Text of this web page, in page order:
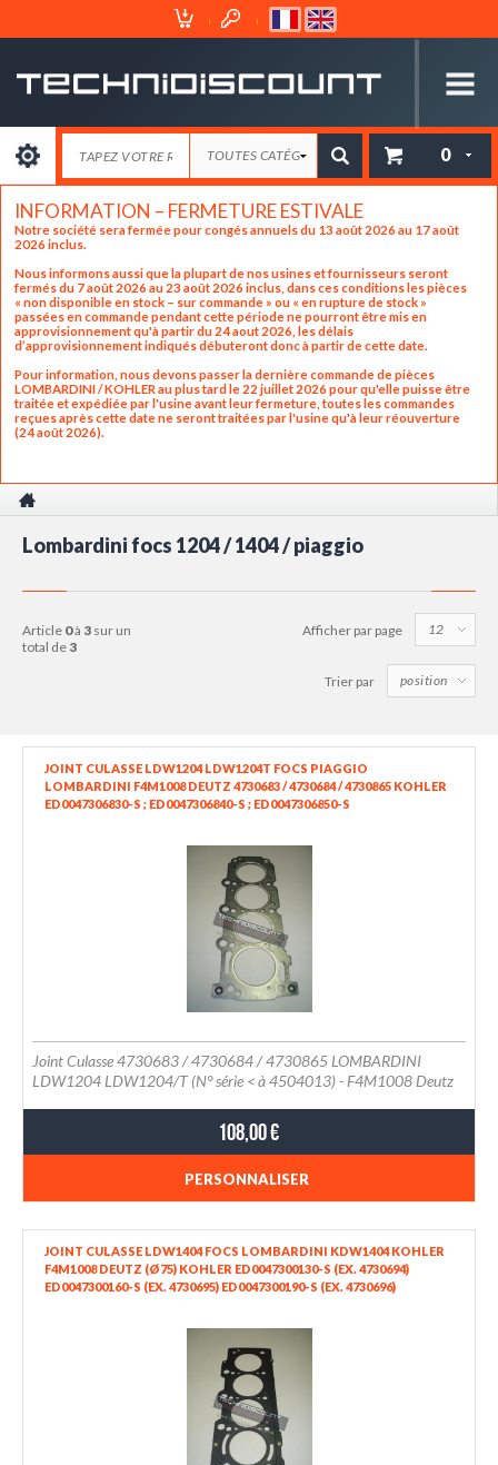
Mon
Espace
0
INFORMATION – FERMETURE ESTIVALE
Notre société sera fermée pour congés annuels du 13 août 2026 au 17 août
2026 inclus.
Nous informons aussi que la plupart de nos usines et fournisseurs seront
fermés du 7 août 2026 au 23 août 2026 inclus, dans ces conditions les pièces
« non disponible en stock – sur commande » ou « en rupture de stock »
passées en commande pendant cette période ne pourront être mis en
approvisionnement qu'à partir du 24 aout 2026, les délais
d’approvisionnement indiqués débuteront donc à partir de cette date.
Pour information, nous devons passer la dernière commande de pièces
LOMBARDINI / KOHLER au plus tard le 22 juillet 2026 pour qu'elle puisse être
traitée et expédiée par l'usine avant leur fermeture, toutes les commandes
reçues après cette date ne seront traitées par l'usine qu'à leur réouverture
(24 août 2026).
Lombardini focs 1204 / 1404 / piaggio
article 0à 3 sur un
total de 3
Afficher par page
Trier par
JOINT CULASSE LDW1204 LDW1204T FOCS PIAGGIO
LOMBARDINI F4M1008 DEUTZ 4730683 / 4730684 / 4730865 KOHLER
ED0047306830-S ; ED0047306840-S ; ED0047306850-S
Joint Culasse 4730683 / 4730684 / 4730865 LOMBARDINI
LDW1204 LDW1204/T (N° série < à 4504013) - F4M1008 Deutz
108,00 €
PERSONNALISER
JOINT CULASSE LDW1404 FOCS LOMBARDINI KDW1404 KOHLER
F4M1008 DEUTZ (Ø75) KOHLER ED0047300130-S (EX. 4730694)
ED0047300160-S (EX. 4730695) ED0047300190-S (EX. 4730696)